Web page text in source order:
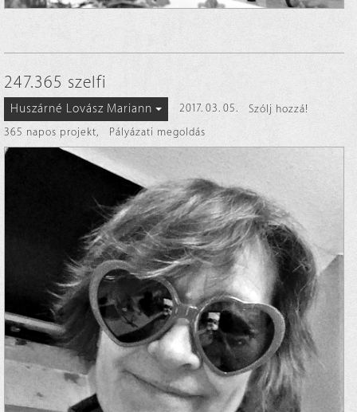
247.365 szelfi
Huszárné Lovász Mariann 2017. 03. 05.
Szólj hozzá!
365 napos projekt, Pályázati megoldás